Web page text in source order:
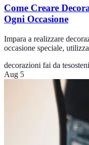
Come Creare
Ogni Occasione
Impara a realizzare
occasione speciale,
decorazioni fai da te
Aug 5